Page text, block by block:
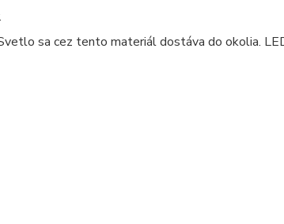
sa cez tento materiál dostáva do okolia.